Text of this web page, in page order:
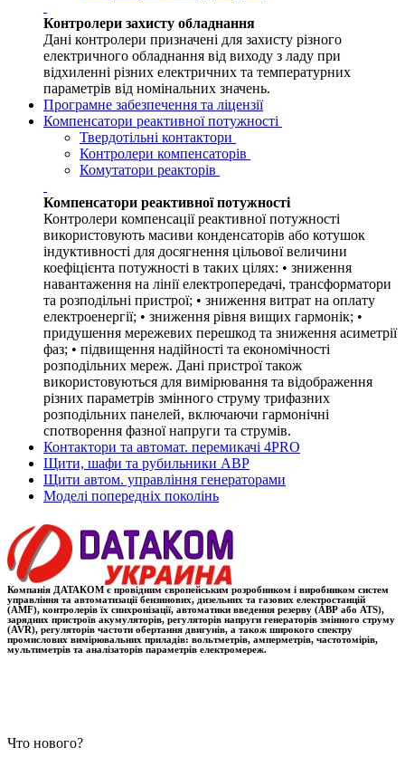
Контролери захисту обладнання
Дані контролери призначені для захисту різного
електричного обладнання від виходу з ладу при
відхиленні різних електричних та температурних
параметрів від номінальних значень.
Програмне забезпечення та ліцензії
Компенсатори реактивної потужності
Твердотільні контактори
Контролери компенсаторів
Комутатори реакторів
Компенсатори реактивної потужності
Контролери компенсації реактивної потужності
використовують масиви конденсаторів або котушок
індуктивності для досягнення цільової величини
коефіцієнта потужності в таких цілях: • зниження
навантаження на лінії електропередачі, трансформатори
та розподільні пристрої; • зниження витрат на оплату
електроенергії; • зниження рівня вищих гармонік; •
придушення мережевих перешкод та зниження асиметрії
фаз; • підвищення надійності та економічності
розподільних мереж. Дані пристрої також
використовуються для вимірювання та відображення
різних параметрів змінного струму трифазних
розподільних панелей, включаючи гармонічні
спотворення фазної напруги та струмів.
Контактори та автомат. перемикачі 4PRO
Щити, шафи та рубильники АВР
Щити автом. управління генераторами
Моделі попередніх поколінь
Компанія ДАТАКОМ є провідним європейським розробником і виробником систем
управління та автоматизації бензинових, дизельних та газових електростанцій
(AMF), контролерів їх синхронізації, автоматики введення резерву (АВР або ATS),
зарядних пристроїв акумуляторів, регуляторів напруги генераторів змінного струму
(AVR), регуляторів частоти обертання двигунів, а також широкого спектру
промислових вимірювальних приладів: вольтметрів, амперметрів, частотомірів,
мультиметрів та аналізаторів параметрів електромереж.
Что нового?